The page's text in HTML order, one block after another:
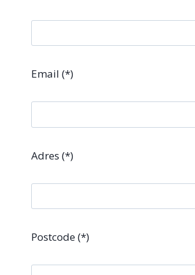
Email (*)
Adres (*)
Postcode (*)